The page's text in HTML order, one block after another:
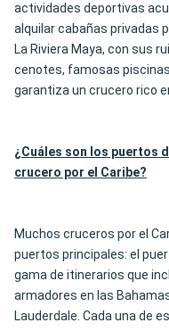
actividades deportivas
alquilar cabañas privadas
La Riviera Maya, con sus
cenotes, famosas
garantiza un crucero rico
¿Cuáles son los puertos
crucero por el Caribe?
Muchos cruceros por el
puertos principales: el
gama de itinerarios que
armadores en las
Lauderdale. Cada una de